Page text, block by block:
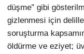
düşme” gibi
gizlenmesi için
soruşturma
öldürme ve eziyet;